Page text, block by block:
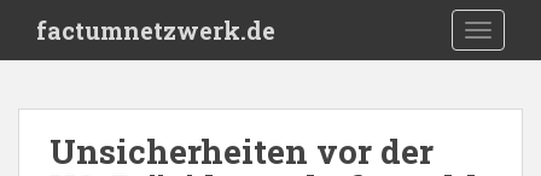
i
factumnetzwerk.de
Unsicherheiten vor der